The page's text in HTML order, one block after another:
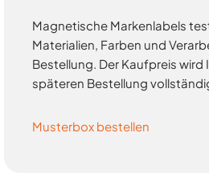
Magnetische Markenlabels
Materialien, Farben und
Bestellung. Der Kaufpreis wird
späteren Bestellung
Musterbox bestellen